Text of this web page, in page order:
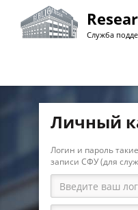
Перейти
основному
Служба
Личный
Логин и пароль
записи СФУ (для